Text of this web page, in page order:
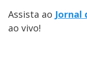
Assista ao Jornal
ao vivo!